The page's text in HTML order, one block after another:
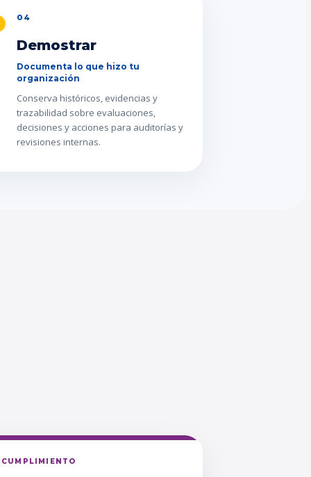
04
Demostrar
Documenta lo que hizo tu
organización
Conserva históricos, evidencias y
trazabilidad sobre evaluaciones,
decisiones y acciones para auditorías y
revisiones internas.